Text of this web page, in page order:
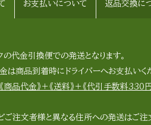
お支払いについて 返品交換に
代金引換便での発送となります。
商品到着時にドライバーへお支払いく
商品代金》＋《送料》＋《代引手数料330
注文者様と異なる住所への発送はご注